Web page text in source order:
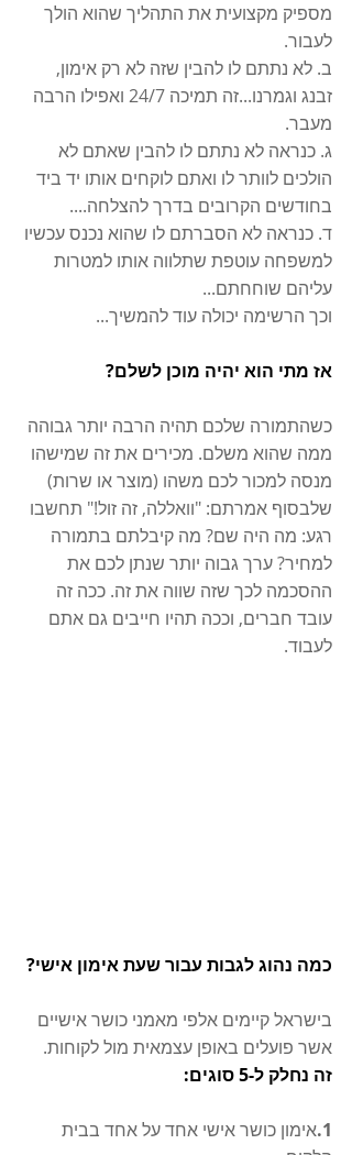
מספיק מקצועית את התהליך שהוא הולך
לעבור.
ב. לא נתתם לו להבין שזה לא רק אימון,
זבנג וגמרנו...זה תמיכה 24/7 ואפילו הרבה
מעבר.
ג. כנראה לא נתתם לו להבין שאתם לא
הולכים לוותר לו ואתם לוקחים אותו יד ביד
בחודשים הקרובים בדרך להצלחה....
ד. כנראה לא הסברתם לו שהוא נכנס עכשיו
למשפחה עוטפת שתלווה אותו למטרות
עליהם שוחחתם...
וכך הרשימה יכולה עוד להמשיך...
אז מתי הוא יהיה מוכן לשלם?
כשהתמורה שלכם תהיה הרבה יותר גבוהה
ממה שהוא משלם. מכירים את זה שמישהו
מנסה למכור לכם משהו (מוצר או שרות)
שלבסוף אמרתם: "וואללה, זה זול!" תחשבו
רגע: מה היה שם? מה קיבלתם בתמורה
למחיר? ערך גבוה יותר שנתן לכם את
ההסכמה לכך שזה שווה את זה. ככה זה
עובד חברים, וככה תהיו חייבים גם אתם
לעבוד.
כמה נהוג לגבות עבור שעת אימון אישי?
בישראל קיימים אלפי מאמני כושר אישיים
אשר פועלים באופן עצמאית מול לקוחות.
זה נחלק ל-5 סוגים:
1. אימון כושר אישי אחד על אחד בבית